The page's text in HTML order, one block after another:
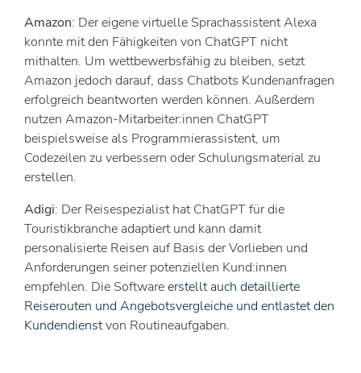
Amazon: Der eigene virtuelle Sprachassistent Alexa
konnte mit den Fähigkeiten von ChatGPT nicht
mithalten. Um wettbewerbsfähig zu bleiben, setzt
Amazon jedoch darauf, dass Chatbots Kundenanfragen
erfolgreich beantworten werden können. Außerdem
nutzen Amazon-Mitarbeiter:innen ChatGPT
beispielsweise als Programmierassistent, um
Codezeilen zu verbessern oder Schulungsmaterial zu
erstellen.
Adigi: Der Reisespezialist hat ChatGPT für die
Touristikbranche adaptiert und kann damit
personalisierte Reisen auf Basis der Vorlieben und
Anforderungen seiner potenziellen Kund:innen
empfehlen. Die Softwareerstellt auch detaillierte
Reiserouten und Angebotsvergleiche und entlastet den
Kundendienstvon Routineaufgaben.